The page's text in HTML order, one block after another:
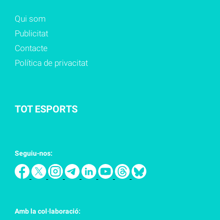
Qui som
Publicitat
Contacte
Política de privacitat
TOT ESPORTS
Seguiu-nos:
Amb la col·laboració: